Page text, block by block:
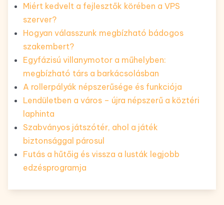
Miért kedvelt a fejlesztők körében a VPS
szerver?
Hogyan válasszunk megbízható bádogos
szakembert?
Egyfázisú villanymotor a műhelyben:
megbízható társ a barkácsolásban
A rollerpályák népszerűsége és funkciója
Lendületben a város – újra népszerű a köztéri
laphinta
Szabványos játszótér, ahol a játék
biztonsággal párosul
Futás a hűtőig és vissza a lusták legjobb
edzésprogramja